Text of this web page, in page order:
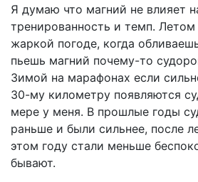
Я думаю что магний не влияет
тренированность и темп.
жаркой погоде, когда
пьешь магний почему-то
Зимой на марафонах если
30-му километру появляются
мере у меня. В прошлые годы
раньше и были сильнее, после
этом году стали меньше
бывают.